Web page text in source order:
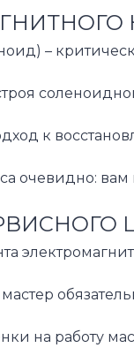
–
к
очевидно:
на работу